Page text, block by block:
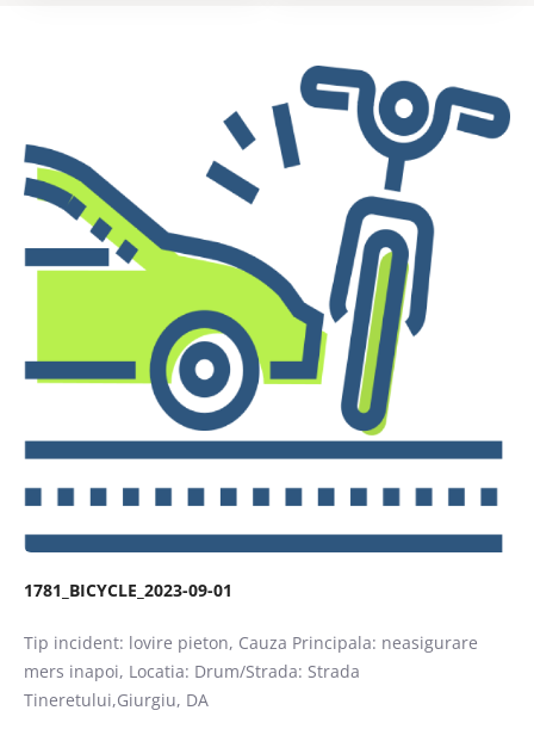
Caută
1781_BICYCLE_2023-09-01
Tip incident: lovire pieton, Cauza Principala: neasigurare
mers inapoi, Locatia: Drum/Strada: Strada
Tineretului,Giurgiu, DA